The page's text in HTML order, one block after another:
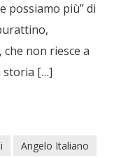
possiamo più” di
non riesce a
storia […]
Angelo Italiano